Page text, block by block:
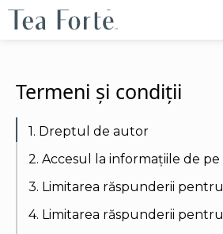
Termeni și condiții
1. Dreptul de autor
2. Accesul la informațiile de pe
3. Limitarea răspunderii
4. Limitarea răspunderii